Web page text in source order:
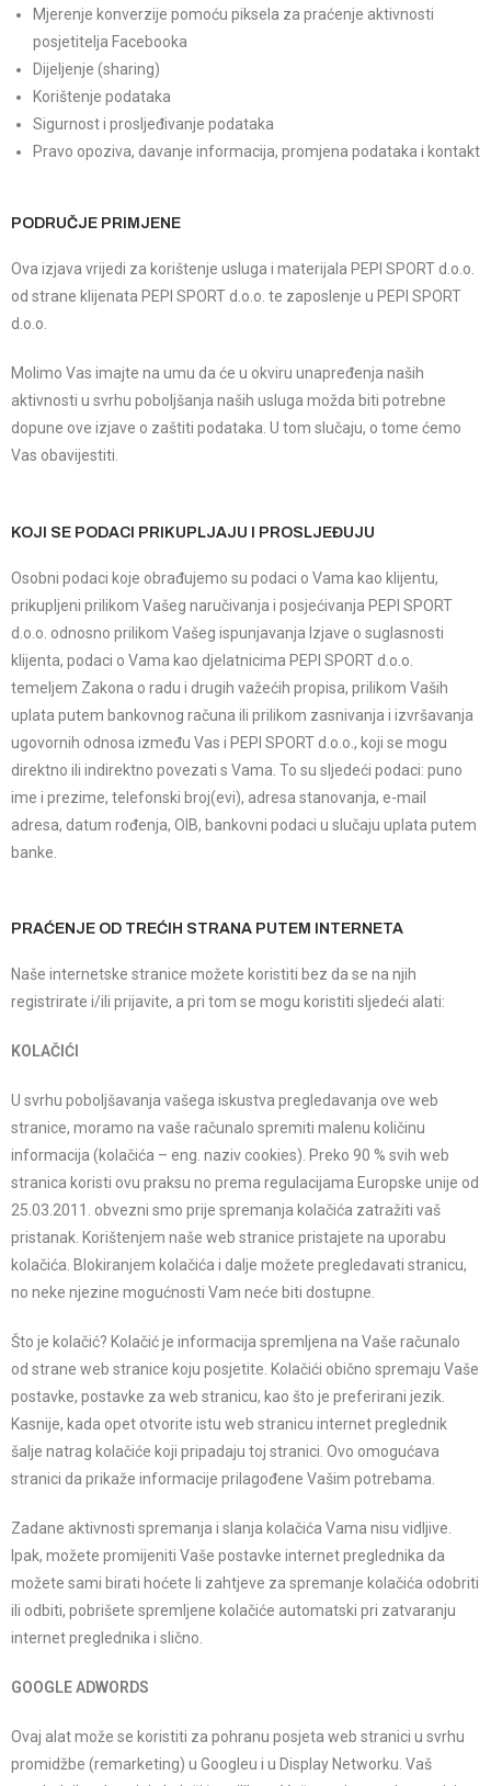
Mjerenje konverzije pomoću piksela za praćenje aktivnosti
posjetitelja Facebooka
Dijeljenje (sharing)
Korištenje podataka
Sigurnost i prosljeđivanje podataka
Pravo opoziva, davanje informacija, promjena podataka i kontakt
PODRUČJE PRIMJENE
Ova izjava vrijedi za korištenje usluga i materijala PEPI SPORT d.o.o.
od strane klijenata PEPI SPORT d.o.o. te zaposlenje u PEPI SPORT
d.o.o.
Molimo Vas imajte na umu da će u okviru unapređenja naših
aktivnosti u svrhu poboljšanja naših usluga možda biti potrebne
dopune ove izjave o zaštiti podataka. U tom slučaju, o tome ćemo
Vas obavijestiti.
KOJI SE PODACI PRIKUPLJAJU I PROSLJEĐUJU
Osobni podaci koje obrađujemo su podaci o Vama kao klijentu,
prikupljeni prilikom Vašeg naručivanja i posjećivanja PEPI SPORT
d.o.o. odnosno prilikom Vašeg ispunjavanja Izjave o suglasnosti
klijenta, podaci o Vama kao djelatnicima PEPI SPORT d.o.o.
temeljem Zakona o radu i drugih važećih propisa, prilikom Vaših
uplata putem bankovnog računa ili prilikom zasnivanja i izvršavanja
ugovornih odnosa između Vas i PEPI SPORT d.o.o., koji se mogu
direktno ili indirektno povezati s Vama. To su sljedeći podaci: puno
ime i prezime, telefonski broj(evi), adresa stanovanja, e-mail
adresa, datum rođenja, OIB, bankovni podaci u slučaju uplata putem
banke.
PRAĆENJE OD TREĆIH STRANA PUTEM INTERNETA
Naše internetske stranice možete koristiti bez da se na njih
registrirate i/ili prijavite, a pri tom se mogu koristiti sljedeći alati:
KOLAČIĆI
U svrhu poboljšavanja vašega iskustva pregledavanja ove web
stranice, moramo na vaše računalo spremiti malenu količinu
informacija (kolačića – eng. naziv cookies). Preko 90 % svih web
stranica koristi ovu praksu no prema regulacijama Europske unije od
25.03.2011. obvezni smo prije spremanja kolačića zatražiti vaš
pristanak. Korištenjem naše web stranice pristajete na uporabu
kolačića. Blokiranjem kolačića i dalje možete pregledavati stranicu,
no neke njezine mogućnosti Vam neće biti dostupne.
Što je kolačić? Kolačić je informacija spremljena na Vaše računalo
od strane web stranice koju posjetite. Kolačići obično spremaju Vaše
postavke, postavke za web stranicu, kao što je preferirani jezik.
Kasnije, kada opet otvorite istu web stranicu internet preglednik
šalje natrag kolačiće koji pripadaju toj stranici. Ovo omogućava
stranici da prikaže informacije prilagođene Vašim potrebama.
Zadane aktivnosti spremanja i slanja kolačića Vama nisu vidljive.
Ipak, možete promijeniti Vaše postavke internet preglednika da
možete sami birati hoćete li zahtjeve za spremanje kolačića odobriti
ili odbiti, pobrišete spremljene kolačiće automatski pri zatvaranju
internet preglednika i slično.
GOOGLE ADWORDS
Ovaj alat može se koristiti za pohranu posjeta web stranici u svrhu
promidžbe (remarketing) u Googleu i u Display Networku. Vaš